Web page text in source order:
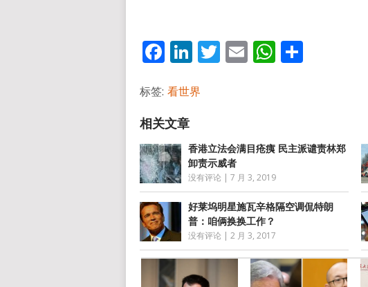
Facebook
LinkedIn
Twitter
EmailWhatsApp
标签: 看世界
香港立法会满目疮痍 民主派谴责林郑
卸责示威者
没有评论 | 7 月 3, 2019
好莱坞明星施瓦辛格隔空调侃特朗
普：咱俩换换工作？
没有评论 | 2 月 3, 2017